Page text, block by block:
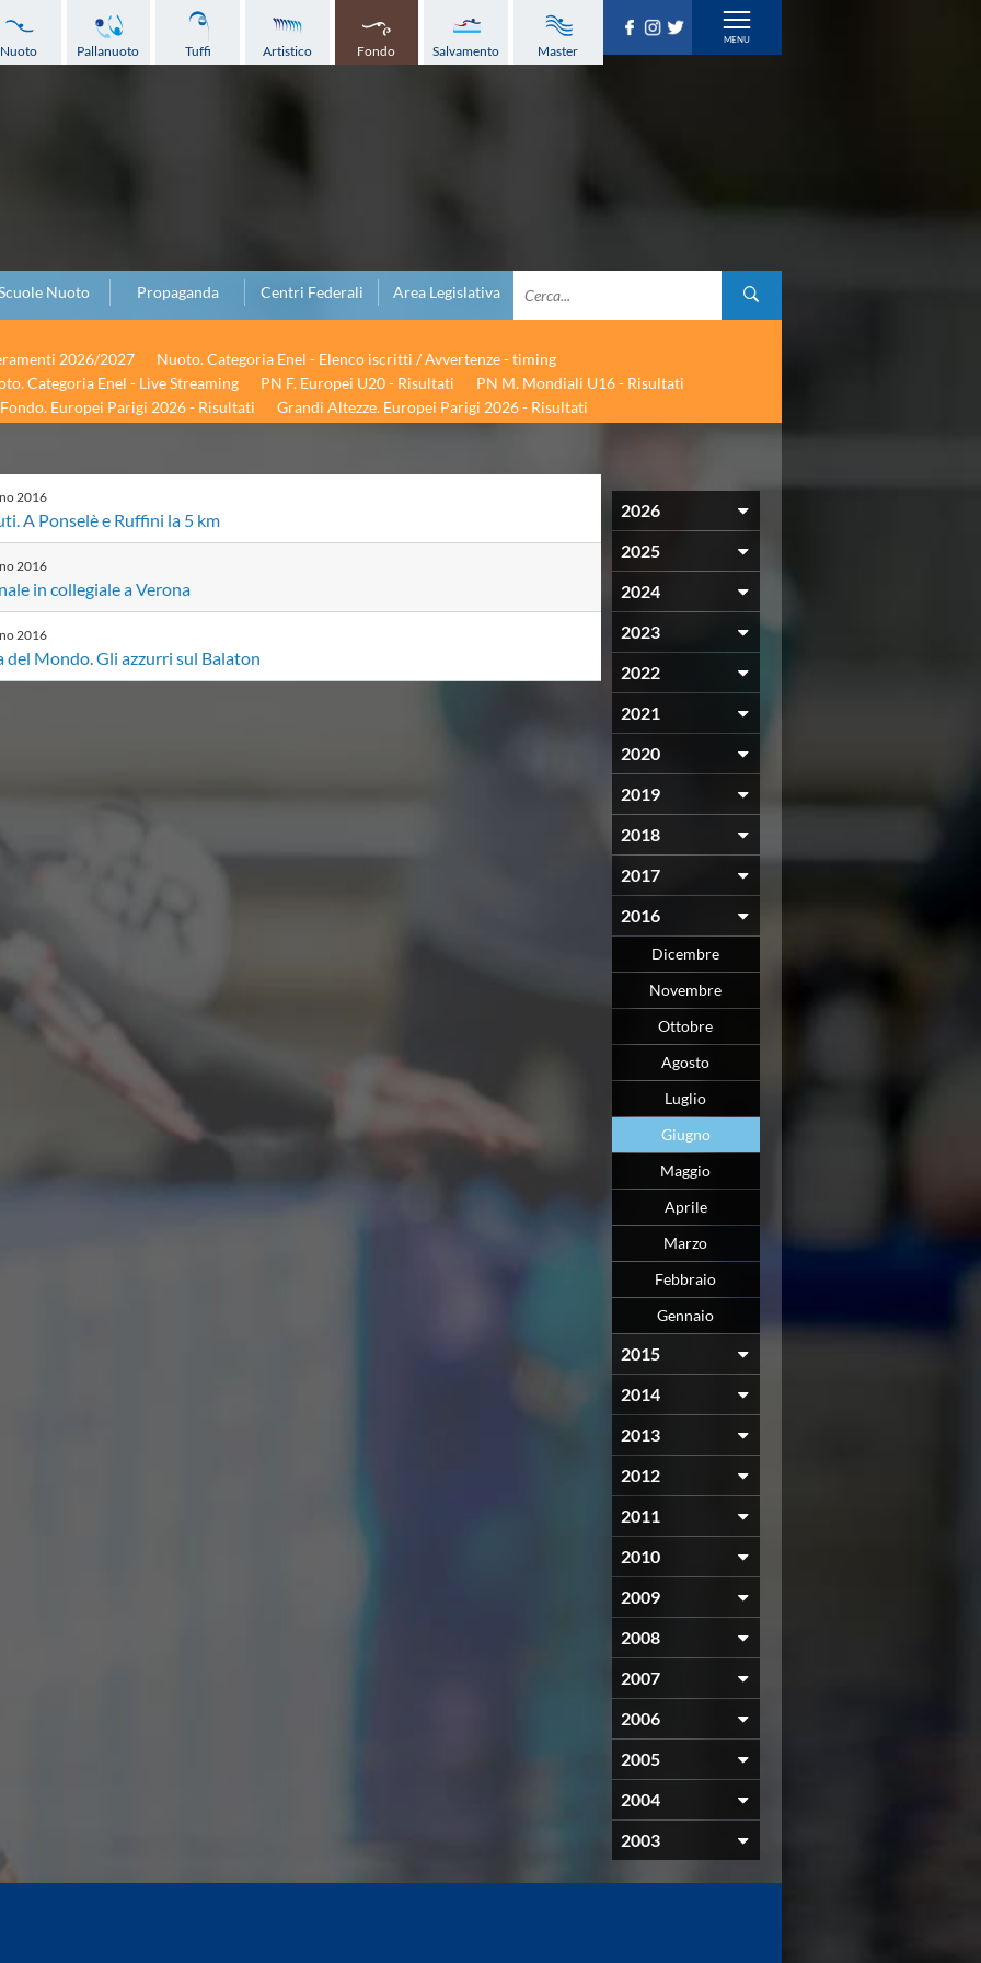
Nuoto Pallanuoto Tuffi Artistico Fondo Salvamento Master
Nuoto Propaganda Centri Federali Area Legislativa
2026/2027
Nuoto. Categoria Enel - Elenco iscritti / Avvertenze - timing
Categoria Enel - Live Streaming PN F. Europei U20 - Risultati
PN M. Mondiali U16 - Risultati
Fondo. Europei Parigi 2026 - Risultati Grandi Altezze. Europei Parigi 2026 - Risultati
2016
A Ponselè e Ruffini la 5 km
2016
in collegiale a Verona
2016
del Mondo. Gli azzurri sul Balaton
2026
2025
2024
2023
2022
2021
2020
2019
2018
2017
2016
Dicembre
Novembre
Ottobre
Agosto
Luglio
Giugno
Maggio
Aprile
Marzo
Febbraio
Gennaio
2015
2014
2013
2012
2011
2010
2009
2008
2007
2006
2005
2004
2003